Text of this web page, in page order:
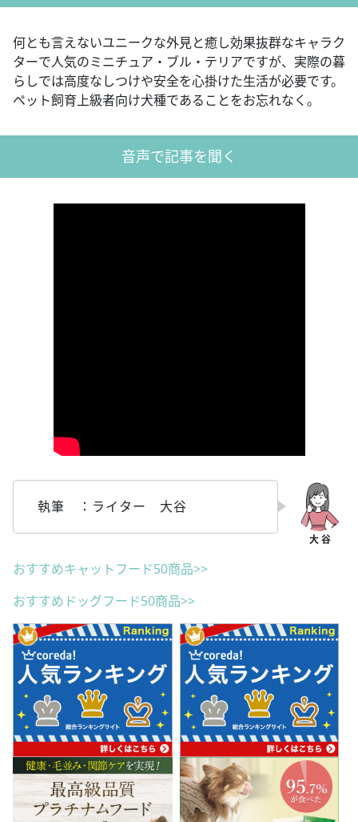
何とも言えないユニークな外見と癒し効果抜群なキャラク
ターで人気のミニチュア・ブル・テリアですが、実際の暮
らしでは高度なしつけや安全を心掛けた生活が必要です。
ペット飼育上級者向け犬種であることをお忘れなく。
音声で記事を聞く
執筆 ：ライター 大谷
おすすめキャットフード50商品>>
おすすめドッグフード50商品>>